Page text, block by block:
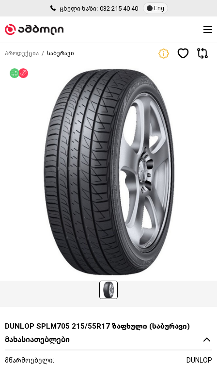
ცხელი ხაზი: 032 215 40 40 Eng
პროდუქცია საბურავი
უფასო მიწოდება
DUNLOP SPLM705 215/55R17 ზაფხული (საბურავი)
მახასიათებლები
მწარმოებელი:
DUNLOP